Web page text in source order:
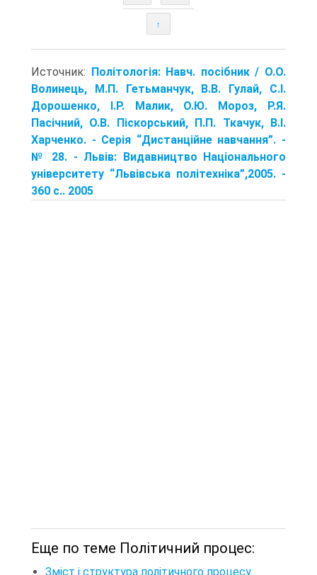
↑
Источник: Політологія: Навч. посібник / О.О.
Волинець, М.П. Гетьманчук, В.В. Гулай, С.І.
Дорошенко, І.Р. Малик, О.Ю. Мороз, Р.Я.
Пасічний, О.В. Піскорський, П.П. Ткачук, В.І.
Харченко. - Серія “Дистанційне навчання”. -
№ 28. - Львів: Видавництво Національного
університету “Львівська політехніка”,2005. -
360 с.. 2005
Еще по теме Політичний процес:
Зміст і структура політичного процесу